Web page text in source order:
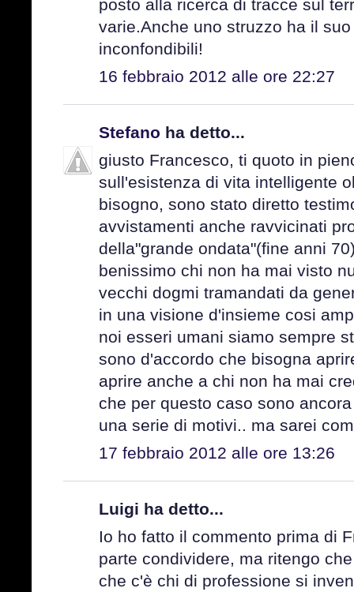
posto alla ricerca di tracce sul
varie.Anche uno struzzo ha il
inconfondibili!
16 febbraio 2012 alle ore 22:27
Stefano ha detto...
giusto Francesco, ti quoto in
sull'esistenza di vita intelligente
bisogno, sono stato diretto
avvistamenti anche ravvicinati
della"grande ondata"(fine anni
benissimo chi non ha mai visto
vecchi dogmi tramandati da
in una visione d'insieme cosi
noi esseri umani siamo sempre
sono d'accordo che bisogna
aprire anche a chi non ha mai
che per questo caso sono
una serie di motivi.. ma sarei
17 febbraio 2012 alle ore 13:26
Luigi ha detto...
Io ho fatto il commento prima di
parte condividere, ma ritengo
che c'è chi di professione si